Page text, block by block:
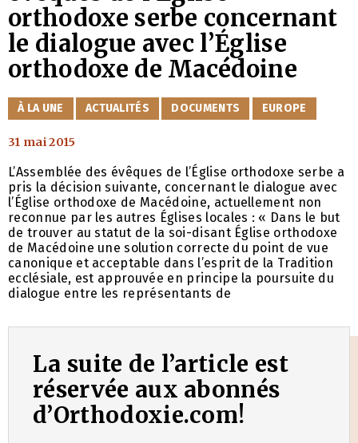
orthodoxe serbe concernant
le dialogue avec l’Église
orthodoxe de Macédoine
CATÉGORIES
À LA UNE ACTUALITÉS DOCUMENTS EUROPE
31 mai 2015
L’Assemblée des évêques de l’Église orthodoxe serbe a
pris la décision suivante, concernant le dialogue avec
l’Église orthodoxe de Macédoine, actuellement non
reconnue par les autres Églises locales : « Dans le but
de trouver au statut de la soi-disant Église orthodoxe
de Macédoine une solution correcte du point de vue
canonique et acceptable dans l’esprit de la Tradition
ecclésiale, est approuvée en principe la poursuite du
dialogue entre les représentants de
La suite de l’article est
réservée aux abonnés
d’Orthodoxie.com!